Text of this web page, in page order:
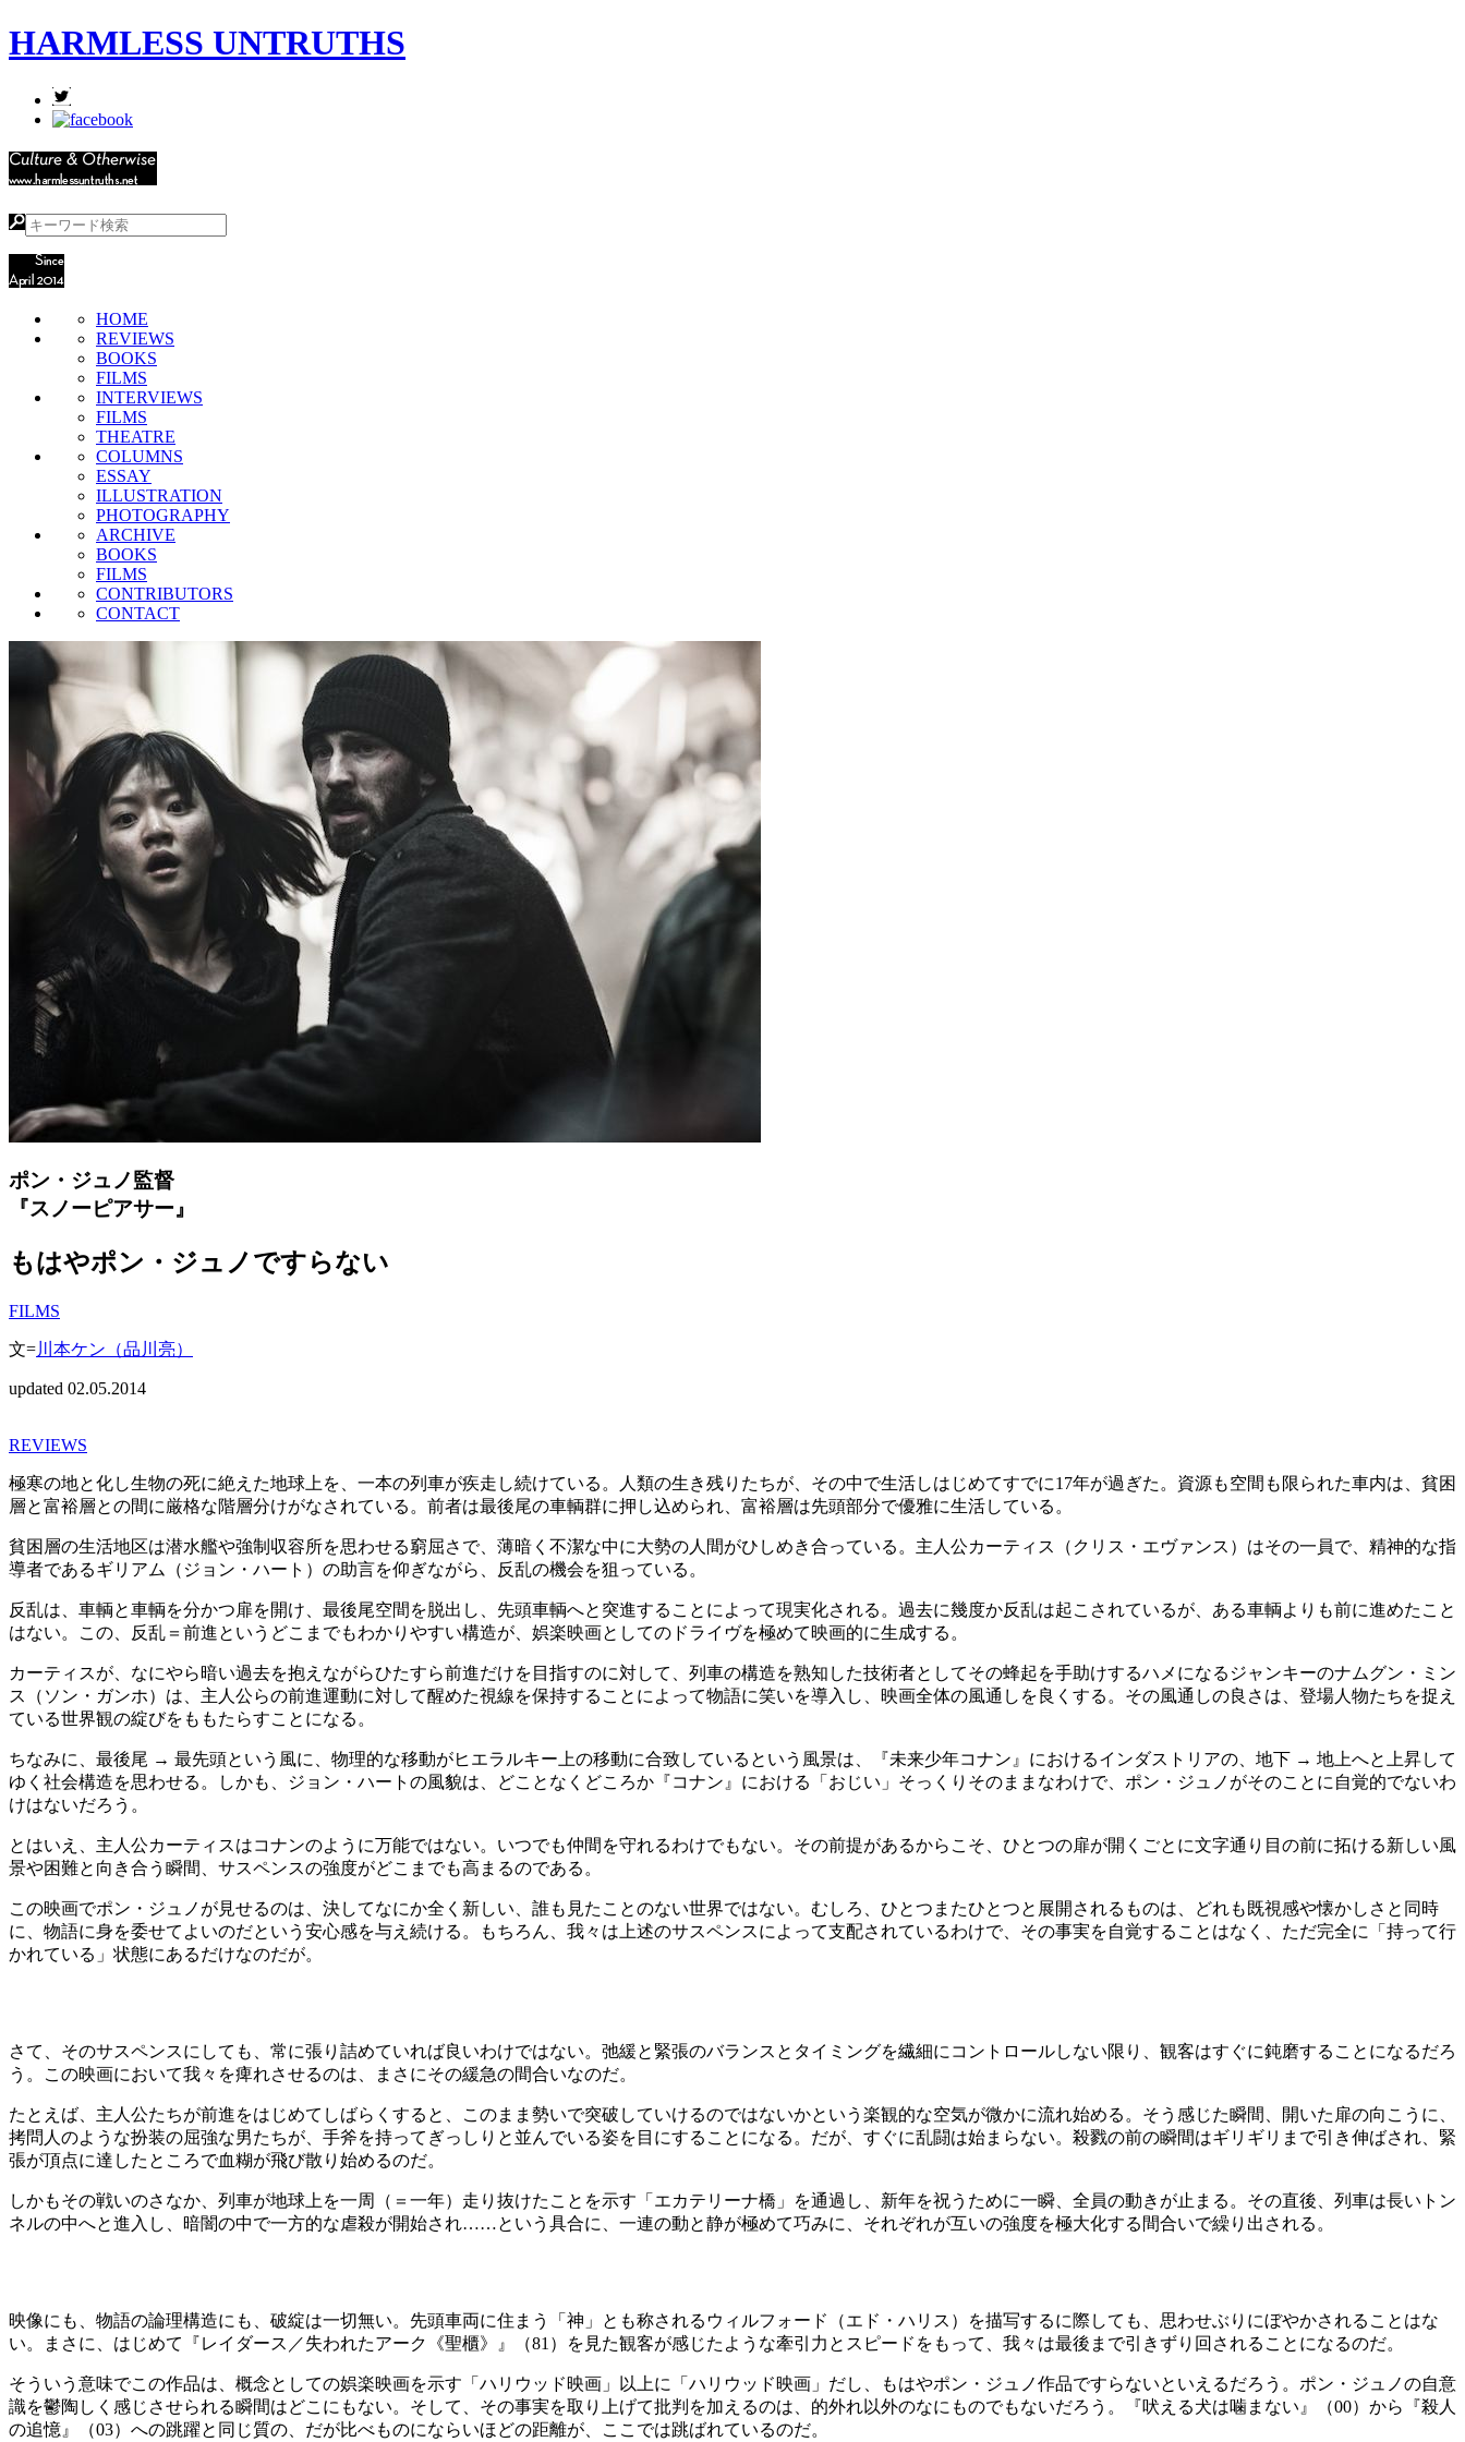
HARMLESS UNTRUTHS
HOME
REVIEWS
BOOKS
FILMS
INTERVIEWS
FILMS
THEATRE
COLUMNS
ESSAY
ILLUSTRATION
PHOTOGRAPHY
ARCHIVE
BOOKS
FILMS
CONTRIBUTORS
CONTACT
ポン・ジュノ監督
『スノーピアサー』
もはやポン・ジュノですらない
FILMS
文=川本ケン（品川亮）
updated 02.05.2014
REVIEWS
極寒の地と化し生物の死に絶えた地球上を、一本の列車が疾走し続けている。人類の生き残りたちが、その中で生活しはじめてすでに17年が過ぎた。資源も空間も限られた車内は、貧困
層と富裕層との間に厳格な階層分けがなされている。前者は最後尾の車輌群に押し込められ、富裕層は先頭部分で優雅に生活している。
貧困層の生活地区は潜水艦や強制収容所を思わせる窮屈さで、薄暗く不潔な中に大勢の人間がひしめき合っている。主人公カーティス（クリス・エヴァンス）はその一員で、精神的な指
導者であるギリアム（ジョン・ハート）の助言を仰ぎながら、反乱の機会を狙っている。
反乱は、車輌と車輌を分かつ扉を開け、最後尾空間を脱出し、先頭車輌へと突進することによって現実化される。過去に幾度か反乱は起こされているが、ある車輌よりも前に進めたこと
はない。この、反乱＝前進というどこまでもわかりやすい構造が、娯楽映画としてのドライヴを極めて映画的に生成する。
カーティスが、なにやら暗い過去を抱えながらひたすら前進だけを目指すのに対して、列車の構造を熟知した技術者としてその蜂起を手助けするハメになるジャンキーのナムグン・ミン
ス（ソン・ガンホ）は、主人公らの前進運動に対して醒めた視線を保持することによって物語に笑いを導入し、映画全体の風通しを良くする。その風通しの良さは、登場人物たちを捉え
ている世界観の綻びをももたらすことになる。
ちなみに、最後尾 → 最先頭という風に、物理的な移動がヒエラルキー上の移動に合致しているという風景は、『未来少年コナン』におけるインダストリアの、地下 → 地上へと上昇して
ゆく社会構造を思わせる。しかも、ジョン・ハートの風貌は、どことなくどころか『コナン』における「おじい」そっくりそのままなわけで、ポン・ジュノがそのことに自覚的でないわ
けはないだろう。
とはいえ、主人公カーティスはコナンのように万能ではない。いつでも仲間を守れるわけでもない。その前提があるからこそ、ひとつの扉が開くごとに文字通り目の前に拓ける新しい風
景や困難と向き合う瞬間、サスペンスの強度がどこまでも高まるのである。
この映画でポン・ジュノが見せるのは、決してなにか全く新しい、誰も見たことのない世界ではない。むしろ、ひとつまたひとつと展開されるものは、どれも既視感や懐かしさと同時
に、物語に身を委せてよいのだという安心感を与え続ける。もちろん、我々は上述のサスペンスによって支配されているわけで、その事実を自覚することはなく、ただ完全に「持って行
かれている」状態にあるだけなのだが。
さて、そのサスペンスにしても、常に張り詰めていれば良いわけではない。弛緩と緊張のバランスとタイミングを繊細にコントロールしない限り、観客はすぐに鈍磨することになるだろ
う。この映画において我々を痺れさせるのは、まさにその緩急の間合いなのだ。
たとえば、主人公たちが前進をはじめてしばらくすると、このまま勢いで突破していけるのではないかという楽観的な空気が微かに流れ始める。そう感じた瞬間、開いた扉の向こうに、
拷問人のような扮装の屈強な男たちが、手斧を持ってぎっしりと並んでいる姿を目にすることになる。だが、すぐに乱闘は始まらない。殺戮の前の瞬間はギリギリまで引き伸ばされ、緊
張が頂点に達したところで血糊が飛び散り始めるのだ。
しかもその戦いのさなか、列車が地球上を一周（＝一年）走り抜けたことを示す「エカテリーナ橋」を通過し、新年を祝うために一瞬、全員の動きが止まる。その直後、列車は長いトン
ネルの中へと進入し、暗闇の中で一方的な虐殺が開始され……という具合に、一連の動と静が極めて巧みに、それぞれが互いの強度を極大化する間合いで繰り出される。
映像にも、物語の論理構造にも、破綻は一切無い。先頭車両に住まう「神」とも称されるウィルフォード（エド・ハリス）を描写するに際しても、思わせぶりにぼやかされることはな
い。まさに、はじめて『レイダース／失われたアーク《聖櫃》』（81）を見た観客が感じたような牽引力とスピードをもって、我々は最後まで引きずり回されることになるのだ。
そういう意味でこの作品は、概念としての娯楽映画を示す「ハリウッド映画」以上に「ハリウッド映画」だし、もはやポン・ジュノ作品ですらないといえるだろう。ポン・ジュノの自意
識を鬱陶しく感じさせられる瞬間はどこにもない。そして、その事実を取り上げて批判を加えるのは、的外れ以外のなにものでもないだろう。『吠える犬は噛まない』（00）から『殺人
の追憶』（03）への跳躍と同じ質の、だが比べものにならいほどの距離が、ここでは跳ばれているのだ。